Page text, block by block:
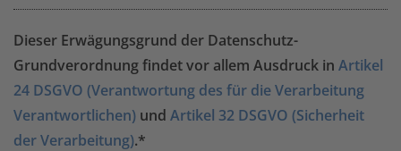
Dieser Erwägungsgrund der Datenschutz-
Grundverordnung findet vor allem Ausdruck in Artikel
24 DSGVO (Verantwortung des für die Verarbeitung
Verantwortlichen) und Artikel 32 DSGVO (Sicherheit
der Verarbeitung).*